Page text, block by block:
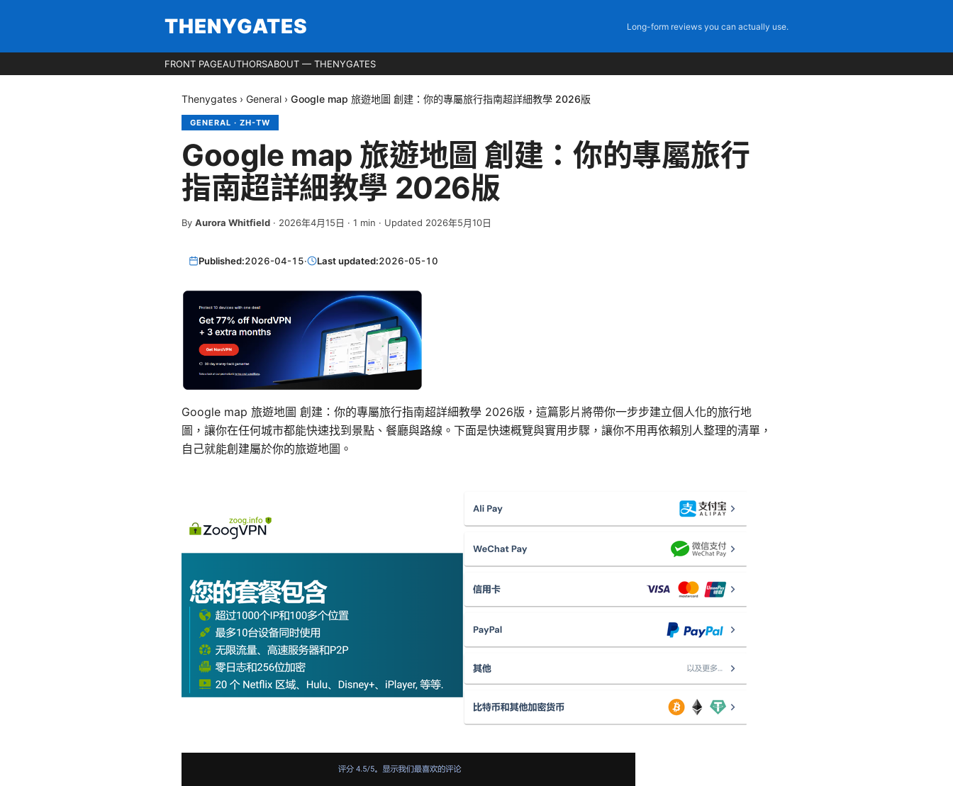
THENYGATES Long-form reviews you can actually use.
FRONT PAGEAUTHORSABOUT — THENYGATES
Thenygates › General › Google map 旅遊地圖 創建：你的專屬旅行指南超詳細教學 2026版
GENERAL · ZH-TW
Google map 旅遊地圖 創建：你的專屬旅行
指南超詳細教學 2026版
By Aurora Whitfield · 2026年4月15日 · 1 min · Updated 2026年5月10日
Published:2026-04-15· Last updated:2026-05-10
Google map 旅遊地圖 創建：你的專屬旅行指南超詳細教學 2026版，這篇影片將帶你一步步建立個人化的旅行地
圖，讓你在任何城市都能快速找到景點、餐廳與路線。下面是快速概覽與實用步驟，讓你不用再依賴別人整理的清單，
自己就能創建屬於你的旅遊地圖。